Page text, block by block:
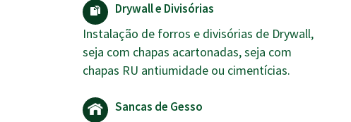
Drywall e Divisórias
Instalação de forros e divisórias de Drywall,
seja com chapas acartonadas, seja com
chapas RU antiumidade ou cimentícias.
Sancas de Gesso